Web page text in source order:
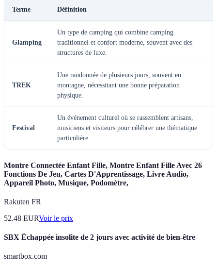
Terme Définition
Glamping
Un type de camping qui combine camping
traditionnel et confort moderne, souvent avec des
structures de luxe.
TREK
Une randonnée de plusieurs jours, souvent en
montagne, nécessitant une bonne préparation
physique.
Festival
Un événement culturel où se rassemblent artisans,
musiciens et visiteurs pour célébrer une thématique
particulière.
Montre Connectée Enfant Fille, Montre Enfant Fille Avec 26
Fonctions De Jeu, Cartes D'Apprentissage, Livre Audio,
Appareil Photo, Musique, Podomètre,
Rakuten FR
52.48 EURVoir le prix
SBX Échappée insolite de 2 jours avec activité de bien-être
smartbox.com